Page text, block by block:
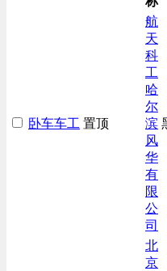
卧车车工 置顶
航
天
科
工
哈
尔
滨
风
华
有
限
公
司
北
京